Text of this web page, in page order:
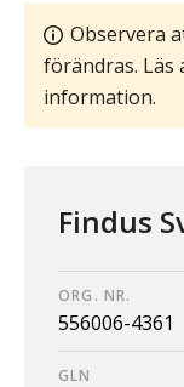
Observera
förändras.
information.
Findus
ORG. NR.
556006-4361
GLN